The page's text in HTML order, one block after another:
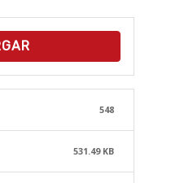
548
531.49 KB